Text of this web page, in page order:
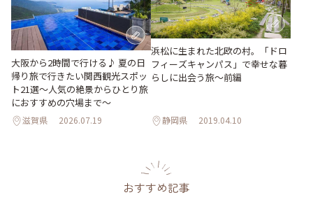
大阪から2時間で行ける♪ 夏の日
帰り旅で行きたい関西観光スポッ
ト21選～人気の絶景からひとり旅
におすすめの穴場まで～
滋賀県 2026.07.19
浜松に生まれた北欧の村。「ドロ
フィーズキャンパス」で幸せな暮
らしに出会う旅～前編
静岡県 2019.04.10
おすすめ記事